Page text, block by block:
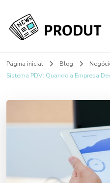
My Blog
Página inicial Blog
Sistema PDV: Quando a Empresa